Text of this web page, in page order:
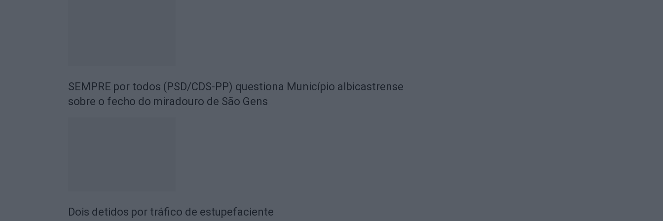
SEMPRE por todos (PSD/CDS-PP) questiona Município albicastrense
sobre o fecho do miradouro de São Gens
Dois detidos por tráfico de estupefaciente